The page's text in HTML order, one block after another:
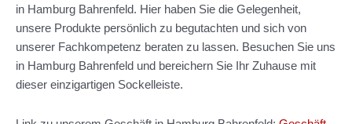
in Hamburg Bahrenfeld. Hier haben Sie die Gelegenheit,
unsere Produkte persönlich zu begutachten und sich von
unserer Fachkompetenz beraten zu lassen. Besuchen Sie uns
in Hamburg Bahrenfeld und bereichern Sie Ihr Zuhause mit
dieser einzigartigen Sockelleiste.